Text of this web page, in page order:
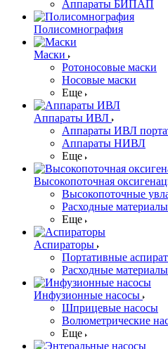
Аппараты БИПАП
Полисомнография
Маски
Ротоносовые маски
Носовые маски
Еще
Аппараты ИВЛ
Аппараты ИВЛ
Аппараты НИВЛ
Еще
Высокопоточная
Высокопоточные
Расходные
Еще
Аспираторы
Портативные
Расходные материалы
Инфузионные насосы
Шприцевые насосы
Волюметрические
Еще